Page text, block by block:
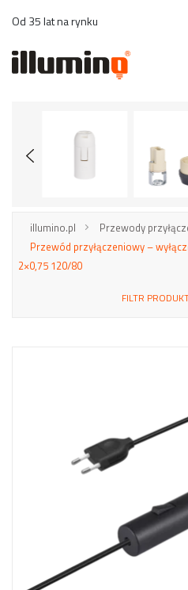
Od 35 lat na rynku
illumino.pl
Przewody
Przewód przyłączeniowy –
2×0,75 120/80
FILTR